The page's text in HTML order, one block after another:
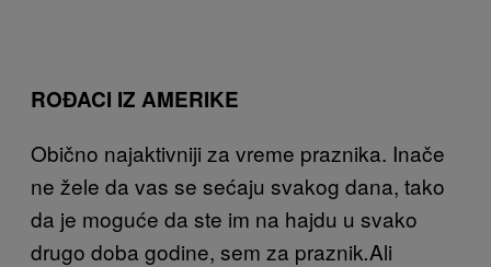
ROĐACI IZ AMERIKE
Obično najaktivniji za vreme praznika. Inače
ne žele da vas se sećaju svakog dana, tako
da je moguće da ste im na hajdu u svako
drugo doba godine, sem za praznik.Ali